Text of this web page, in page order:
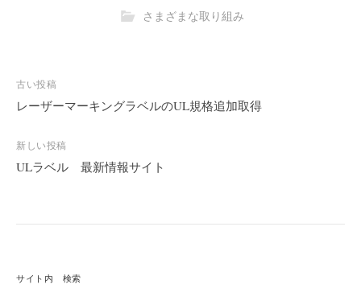
さまざまな取り組み
投
稿
ビ
古い投稿
レーザーマーキングラベルのUL規格追加取得
新しい投稿
ULラベル 最新情報サイト
サイト内 検索